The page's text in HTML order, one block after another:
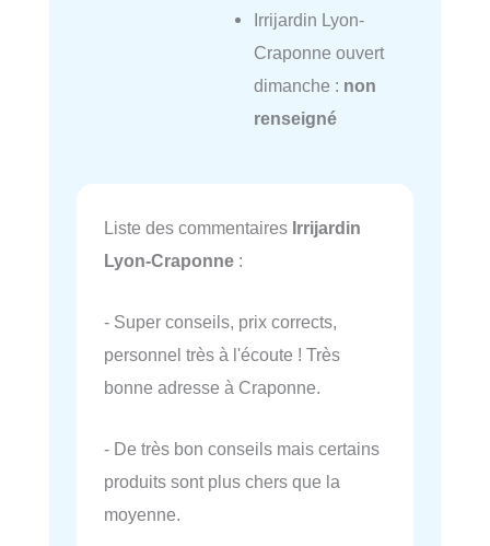
Irrijardin Lyon-
Craponne ouvert
dimanche : non
renseigné
Liste des commentaires Irrijardin
Lyon-Craponne :
- Super conseils, prix corrects,
personnel très à l'écoute ! Très
bonne adresse à Craponne.
- De très bon conseils mais certains
produits sont plus chers que la
moyenne.